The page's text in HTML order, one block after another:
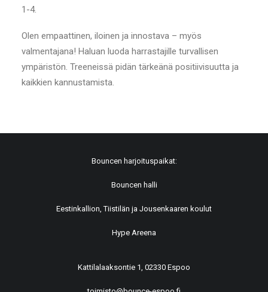
1-4.
Olen empaattinen, iloinen ja innostava – myös
valmentajana! Haluan luoda harrastajille turvallisen
ympäristön. Treeneissä pidän tärkeänä positiivisuutta ja
kaikkien kannustamista.
Bouncen harjoituspaikat:
Bouncen halli
Eestinkallion, Tiistilän ja Jousenkaaren koulut
Hype Areena
Kattilalaaksontie 1, 02330 Espoo